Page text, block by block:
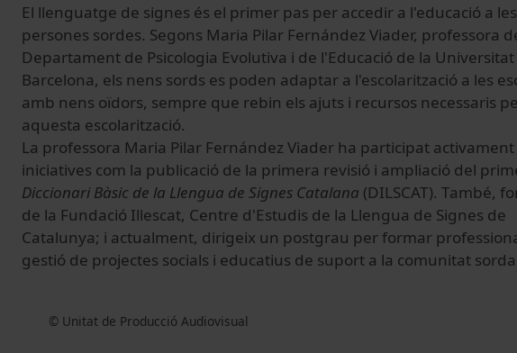
El llenguatge de signes és el primer pas per accedir a l'educació a les
persones sordes. Segons Maria Pilar Fernández Viader, professora
Departament de Psicologia Evolutiva i de l'Educació de la
Barcelona, els nens sords es poden adaptar a l'escolarització a les
amb nens oïdors, sempre que rebin els ajuts i recursos necessaris
aquesta escolarització.
La professora Maria Pilar Fernández Viader ha participat activament
iniciatives com la publicació de la primera revisió i ampliació del
Diccionari Bàsic de la Llengua de Signes Catalana (DILSCAT). També,
de la Fundació Illescat, Centre d'Estudis de la Llengua de Signes de
Catalunya; i actualment, dirigeix un postgrau per formar
gestió de projectes socials i educatius de suport a la comunitat
© Unitat de Producció Audiovisual